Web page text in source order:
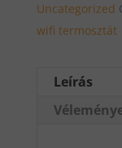
Uncategorized
wifi termosztát
Leírás